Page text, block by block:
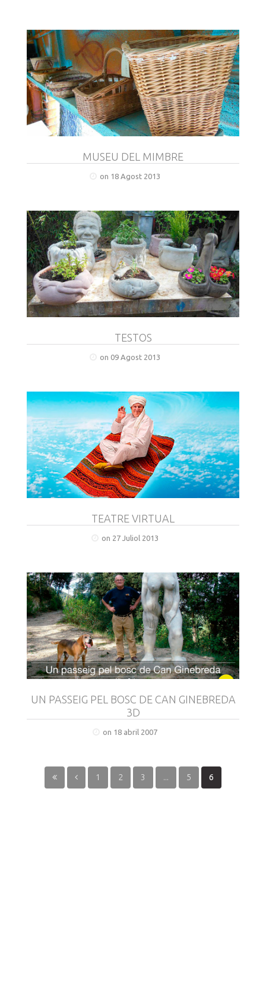
MUSEU DEL MIMBRE
on 18 Agost 2013
TESTOS
on 09 Agost 2013
TEATRE VIRTUAL
on 27 Juliol 2013
UN PASSEIG PEL BOSC DE CAN GINEBREDA
3D
on 18 abril 2007
1 2 3 ... 5 6